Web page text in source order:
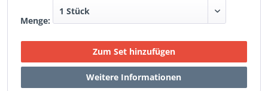
Menge: